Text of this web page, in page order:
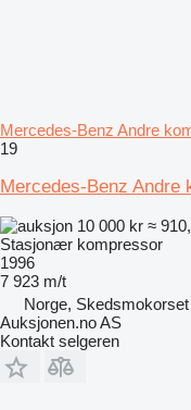
Mercedes-Benz Andre
19
Mercedes-Benz Andre
10 000 kr ≈
Stasjonær kompressor
1996
7 923 m/t
Norge, Skedsmokorset
Auksjonen.no AS
Kontakt selgeren